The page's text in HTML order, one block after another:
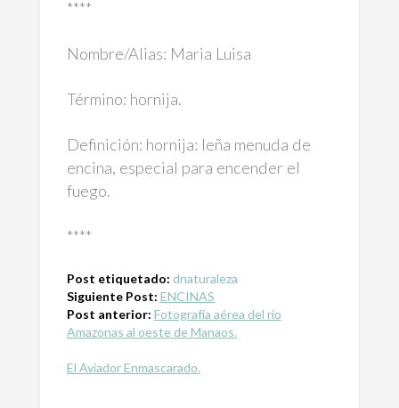
****
Nombre/Alias: Maria Luisa
Término: hornija.
Definición: hornija: leña menuda de
encina, especial para encender el
fuego.
****
Post etiquetado: dnaturaleza
Siguiente Post: ENCINAS
Post anterior: Fotografía aérea del río
Amazonas al oeste de Manaos.
El Aviador Enmascarado.